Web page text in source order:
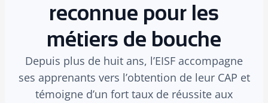
reconnue pour les
métiers de bouche
Depuis plus de huit ans, l’EISF accompagne
ses apprenants vers l’obtention de leur CAP et
témoigne d’un fort taux de réussite aux